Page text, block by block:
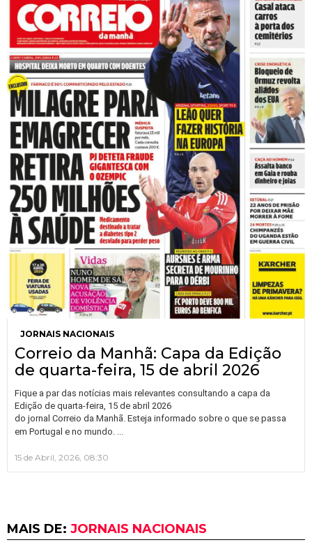
JORNAIS NACIONAIS
Correio da Manhã: Capa da Edição
de quarta-feira, 15 de abril 2026
Fique a par das notícias mais relevantes consultando a capa da
Edição de quarta-feira, 15 de abril 2026
do jornal Correio da Manhã. Esteja informado sobre o que se passa
em Portugal e no mundo.
15 de Abril, 2026, 08:30
MAIS DE: JORNAIS NACIONAIS